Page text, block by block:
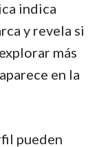
indica
y revela si
más
en la
pueden